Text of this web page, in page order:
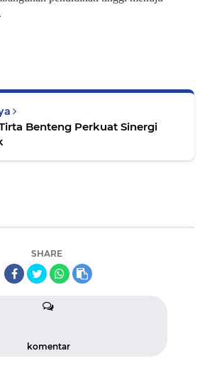
Benteng Perkuat Sinergi
SHARE
komentar